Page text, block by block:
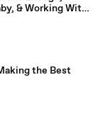
& Working With
the Best